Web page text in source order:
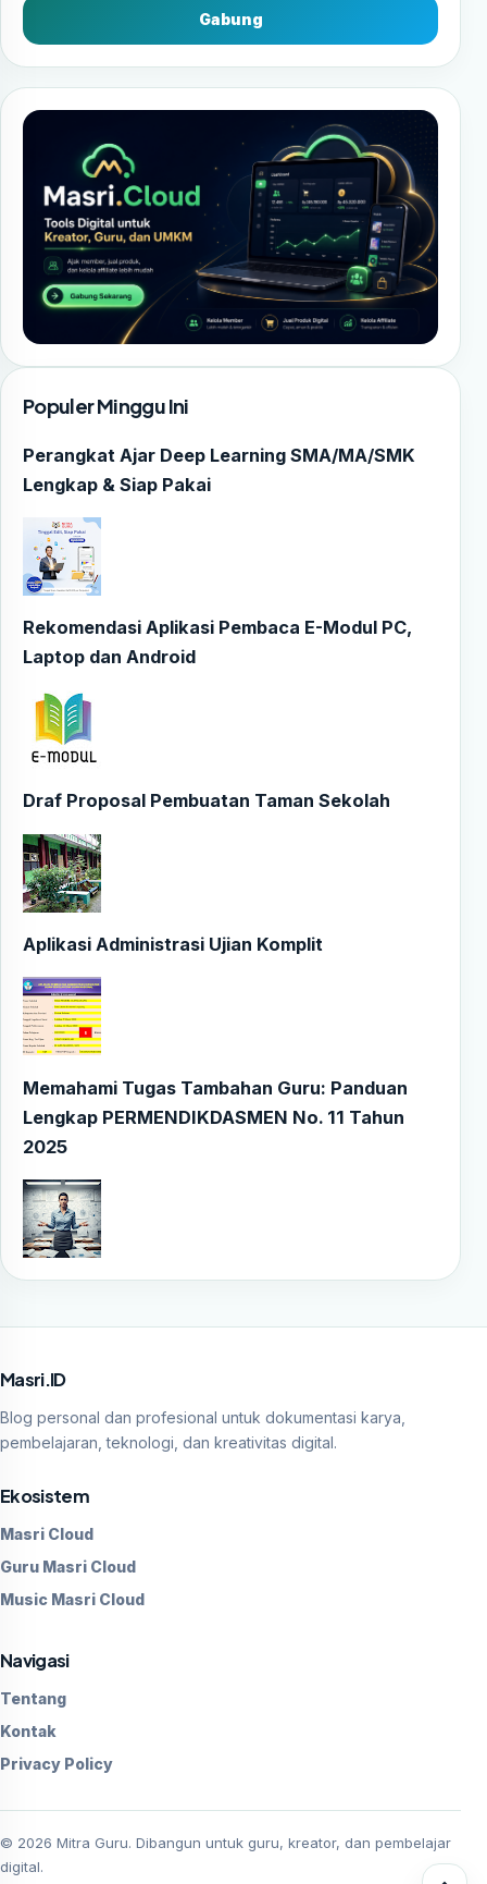
Gabung
Populer Minggu Ini
Perangkat Ajar Deep Learning SMA/MA/SMK
Lengkap & Siap Pakai
Rekomendasi Aplikasi Pembaca E-Modul PC,
Laptop dan Android
Draf Proposal Pembuatan Taman Sekolah
Aplikasi Administrasi Ujian Komplit
Memahami Tugas Tambahan Guru: Panduan
Lengkap PERMENDIKDASMEN No. 11 Tahun
2025
Masri.ID
Blog personal dan profesional untuk dokumentasi karya,
pembelajaran, teknologi, dan kreativitas digital.
Ekosistem
Masri Cloud
Guru Masri Cloud
Music Masri Cloud
Navigasi
Tentang
Kontak
Privacy Policy
© 2026 Mitra Guru. Dibangun untuk guru, kreator, dan pembelajar
digital.